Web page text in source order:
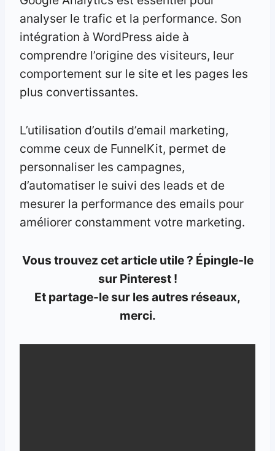
analyser le trafic et la performance. Son
intégration à WordPress aide à
comprendre l’origine des visiteurs, leur
comportement sur le site et les pages les
plus convertissantes.
L’utilisation d’outils d’email marketing,
comme ceux de FunnelKit, permet de
personnaliser les campagnes,
d’automatiser le suivi des leads et de
mesurer la performance des emails pour
améliorer constamment votre marketing.
Vous trouvez cet article utile ? Épingle-le
sur Pinterest !
Et partage-le sur les autres réseaux,
merci.